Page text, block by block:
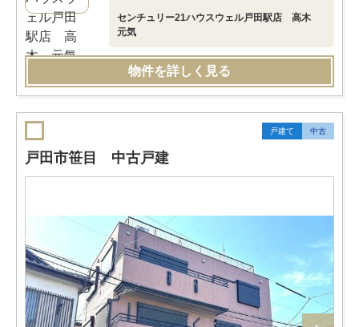
センチュリー21ハウスウェル戸田駅店 高木
元気
物件を詳しく見る
戸建て 中古
戸田市笹目 中古戸建